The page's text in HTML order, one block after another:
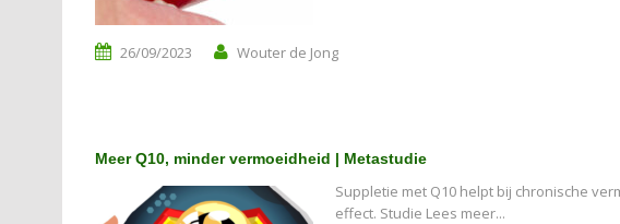
26/09/2023 Wouter de Jong
Meer Q10, minder vermoeidheid | Metastudie
Suppletie met Q10 helpt bij chronische
effect. Studie Lees meer...